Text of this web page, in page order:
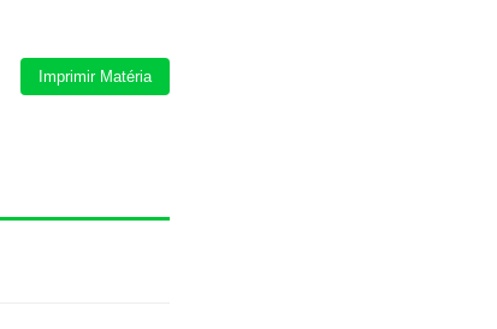
Imprimir Matéria